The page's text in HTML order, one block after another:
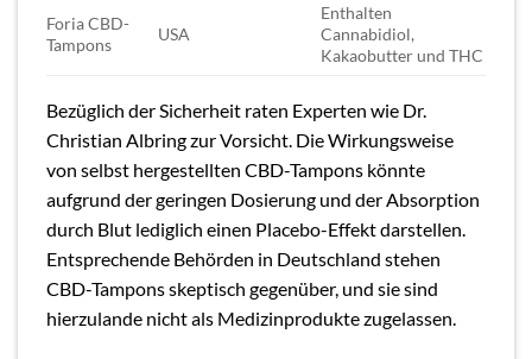
Foria CBD-
Tampons
USA
Enthalten
Cannabidiol,
Kakaobutter und THC
Bezüglich der Sicherheit raten Experten wie Dr.
Christian Albring zur Vorsicht. Die Wirkungsweise
von selbst hergestellten CBD-Tampons könnte
aufgrund der geringen Dosierung und der Absorption
durch Blut lediglich einen Placebo-Effekt darstellen.
Entsprechende Behörden in Deutschland stehen
CBD-Tampons skeptisch gegenüber, und sie sind
hierzulande nicht als Medizinprodukte zugelassen.